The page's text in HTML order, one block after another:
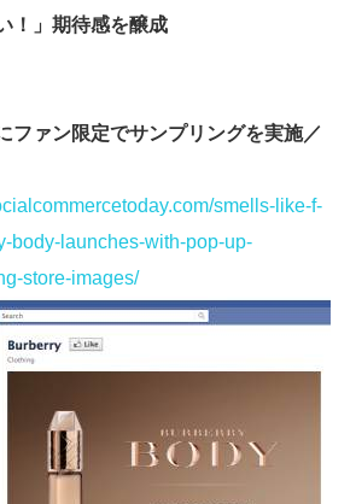
！」期待感を醸成
ファン限定でサンプリングを実施／
smells-like-f-
body-launches-with-pop-up-
store-images/